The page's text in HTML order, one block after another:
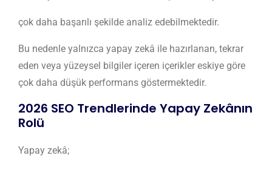
çok daha başarılı şekilde analiz edebilmektedir.
Bu nedenle yalnızca yapay zekâ ile hazırlanan, tekrar
eden veya yüzeysel bilgiler içeren içerikler eskiye göre
çok daha düşük performans göstermektedir.
2026 SEO Trendlerinde Yapay Zekânın
Rolü
Yapay zekâ;